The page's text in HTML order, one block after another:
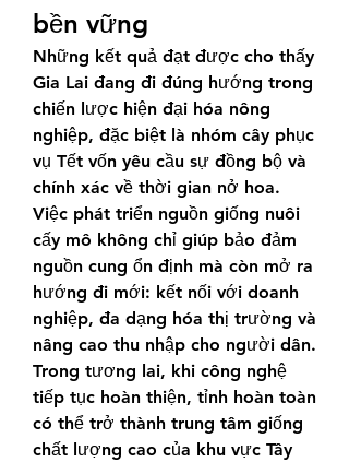
bền vững
Những kết quả đạt được cho thấy
Gia Lai đang đi đúng hướng trong
chiến lược hiện đại hóa nông
nghiệp, đặc biệt là nhóm cây phục
vụ Tết vốn yêu cầu sự đồng bộ và
chính xác về thời gian nở hoa.
Việc phát triển nguồn giống nuôi
cấy mô không chỉ giúp bảo đảm
nguồn cung ổn định mà còn mở ra
hướng đi mới: kết nối với doanh
nghiệp, đa dạng hóa thị trường và
nâng cao thu nhập cho người dân.
Trong tương lai, khi công nghệ
tiếp tục hoàn thiện, tỉnh hoàn toàn
có thể trở thành trung tâm giống
chất lượng cao của khu vực Tây